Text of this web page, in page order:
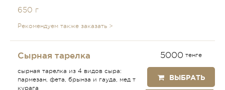
650 г
Рекомендуем также заказать >
Сырная тарелка
сырная тарелка из 4 видов сыра:
пармезан, фета, брынза и гауда, мед т
курага
5000 тенге
ВЫБРАТЬ